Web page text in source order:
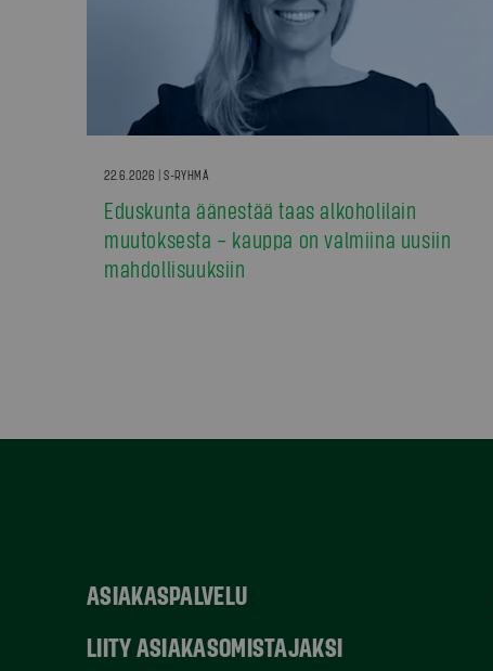
22.6.2026 | S-RYHMÄ
Eduskunta äänestää taas alkoholilain
muutoksesta – kauppa on valmiina uusiin
mahdollisuuksiin
ASIAKASPALVELU
LIITY ASIAKASOMISTAJAKSI